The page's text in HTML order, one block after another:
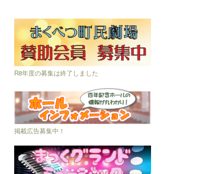
R8年度の募集は終了しました
掲載広告募集中！